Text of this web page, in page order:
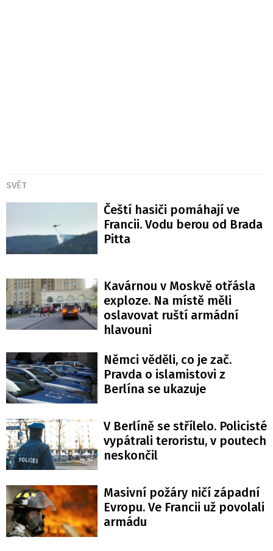
SVĚT
Čeští hasiči pomáhají ve
Francii. Vodu berou od Brada
Pitta
Kavárnou v Moskvě otřásla
exploze. Na místě měli
oslavovat ruští armádní
hlavouni
Němci věděli, co je zač.
Pravda o islamistovi z
Berlína se ukazuje
V Berlíně se střílelo. Policisté
vypátrali teroristu, v poutech
neskončil
Masivní požáry ničí západní
Evropu. Ve Francii už povolali
armádu